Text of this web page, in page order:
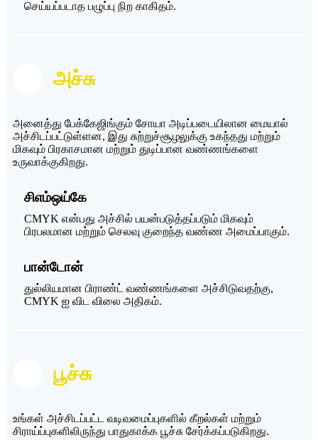
செய்யப்படாத பழுப்பு நிற காகிதம்.
அச்சு
அனைத்து பேக்கேஜிங்கும் சோயா அடிப்படையிலான மையால்
அச்சிடப்பட்டுள்ளன, இது சுற்றுச்சூழலுக்கு உகந்தது மற்றும்
மிகவும் பிரகாசமான மற்றும் துடிப்பான வண்ணங்களை
உருவாக்குகிறது.
சிஎம்ஒய்கே
CMYK என்பது அச்சில் பயன்படுத்தப்படும் மிகவும்
பிரபலமான மற்றும் செலவு குறைந்த வண்ண அமைப்பாகும்.
பான்டோன்
துல்லியமான பிராண்ட் வண்ணங்களை அச்சிடுவதற்கு,
CMYK ஐ விட விலை அதிகம்.
பூச்சு
உங்கள் அச்சிடப்பட்ட வடிவமைப்புகளில் கீறல்கள் மற்றும்
சிராய்ப்புகளிலிருந்து பாதுகாக்க பூச்சு சேர்க்கப்படுகிறது.